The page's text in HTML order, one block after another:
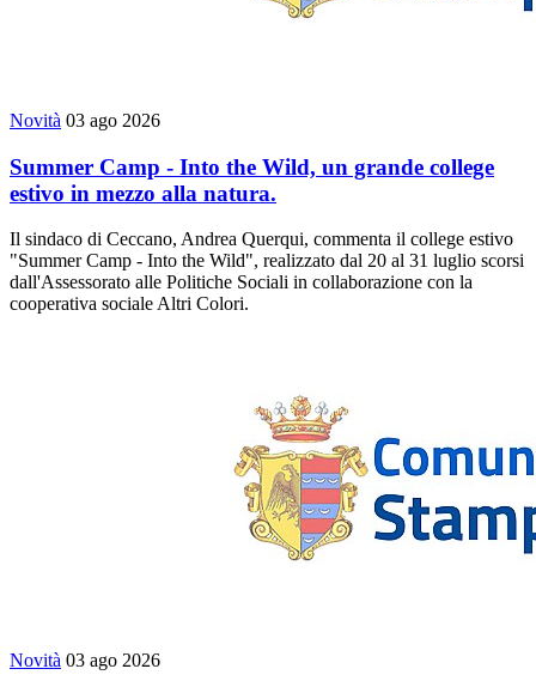
Novità 03 ago 2026
Summer Camp - Into the Wild, un grande college
estivo in mezzo alla natura.
Il sindaco di Ceccano, Andrea Querqui, commenta il college estivo
"Summer Camp - Into the Wild", realizzato dal 20 al 31 luglio scorsi
dall'Assessorato alle Politiche Sociali in collaborazione con la
cooperativa sociale Altri Colori.
Novità 03 ago 2026